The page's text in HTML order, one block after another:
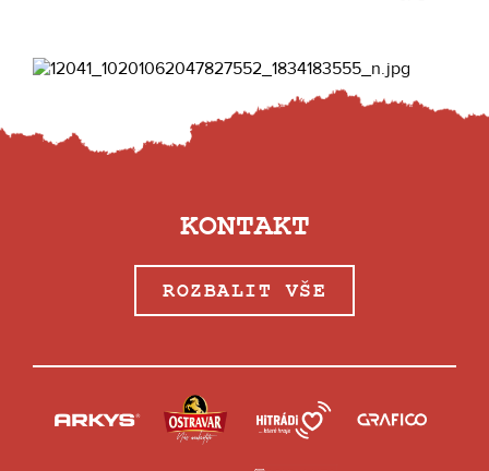
KONTAKT
ROZBALIT VŠE